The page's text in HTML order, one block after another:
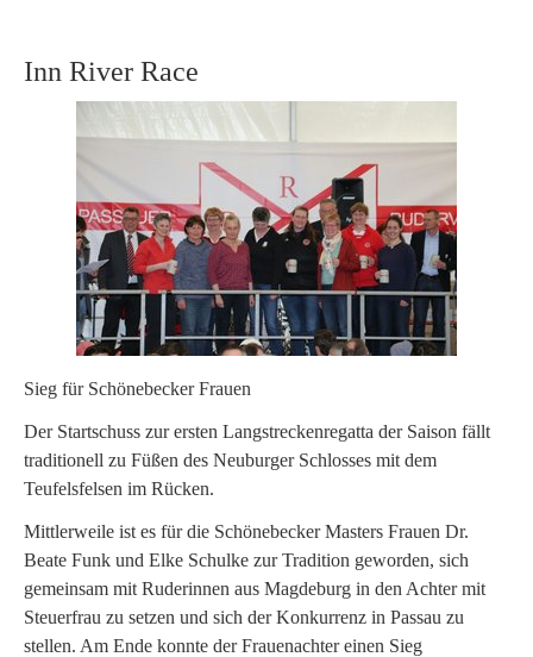
Inn River Race
Sieg für Schönebecker Frauen
Der Startschuss zur ersten Langstreckenregatta der Saison fällt
traditionell zu Füßen des Neuburger Schlosses mit dem
Teufelsfelsen im Rücken.
Mittlerweile ist es für die Schönebecker Masters Frauen Dr.
Beate Funk und Elke Schulke zur Tradition geworden, sich
gemeinsam mit Ruderinnen aus Magdeburg in den Achter mit
Steuerfrau zu setzen und sich der Konkurrenz in Passau zu
stellen. Am Ende konnte der Frauenachter einen Sieg